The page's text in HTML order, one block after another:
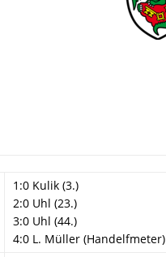
1:0 Kulik (3.)
2:0 Uhl (23.)
3:0 Uhl (44.)
4:0 L. Müller (Handelfmeter)